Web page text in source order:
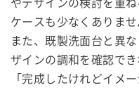
やデザインの検討を重
ケースも少なくありませ
また、既製洗面台と異
ザインの調和を確認で
「完成したけれどイメ